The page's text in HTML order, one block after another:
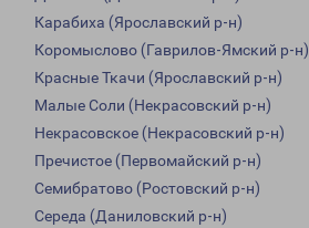
Карабиха (Ярославский р-н)
Коромыслово (Гаврилов-Ямский р-н)
Красные Ткачи (Ярославский р-н)
Малые Соли (Некрасовский р-н)
Некрасовское (Некрасовский р-н)
Пречистое (Первомайский р-н)
Семибратово (Ростовский р-н)
Середа (Даниловский р-н)